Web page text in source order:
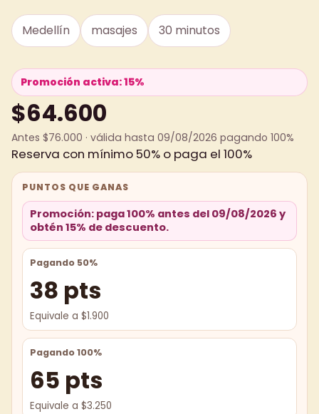
Medellín masajes 30 minutos
Promoción activa: 15%
$64.600
Antes $76.000 · válida hasta 09/08/2026 pagando 100%
Reserva con mínimo 50% o paga el 100%
PUNTOS QUE GANAS
Promoción: paga 100% antes del 09/08/2026 y
obtén 15% de descuento.
Pagando 50%
38 pts
Equivale a $1.900
Pagando 100%
65 pts
Equivale a $3.250